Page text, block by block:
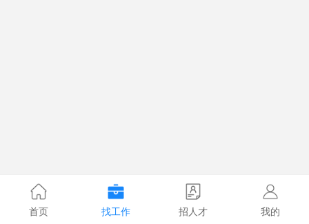
首页 找工作 招人才 我的